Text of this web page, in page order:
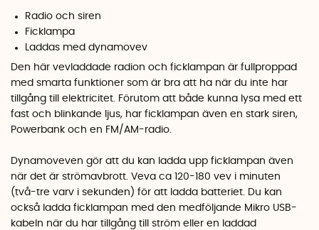
Radio och siren
Ficklampa
Laddas med dynamovev
Den här vevladdade radion och ficklampan är fullproppad
med smarta funktioner som är bra att ha när du inte har
tillgång till elektricitet. Förutom att både kunna lysa med ett
fast och blinkande ljus, har ficklampan även en stark siren,
Powerbank och en FM/AM-radio.
Dynamoveven gör att du kan ladda upp ficklampan även
när det är strömavbrott. Veva ca 120-180 vev i minuten
(två-tre varv i sekunden) för att ladda batteriet. Du kan
också ladda ficklampan med den medföljande Mikro USB-
kabeln när du har tillgång till ström eller en laddad